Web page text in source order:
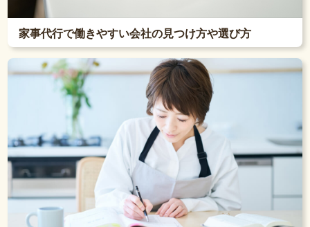
家事代行で働きやすい会社の見つけ方や選び方